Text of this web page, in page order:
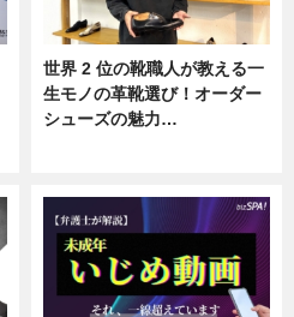
世界 2 位の靴職人が教える一
生モノの革靴選び！オーダー
シューズの魅力…